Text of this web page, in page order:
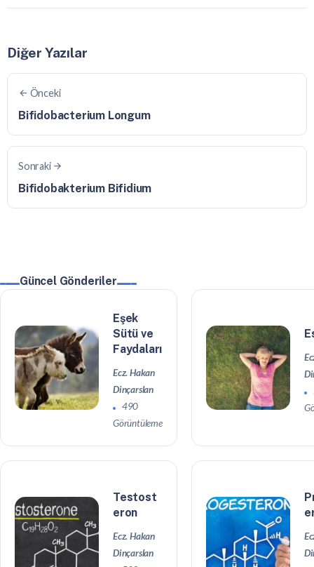
Diğer Yazılar
Önceki
Bifidobacterium Longum
Sonraki
Bifidobakterium Bifidium
Güncel Gönderiler
Eşek
Sütü ve
Faydaları
Ecz. Hakan
Dinçarslan
490
Görüntüleme
Testost
eron
Ecz. Hakan
Dinçarslan